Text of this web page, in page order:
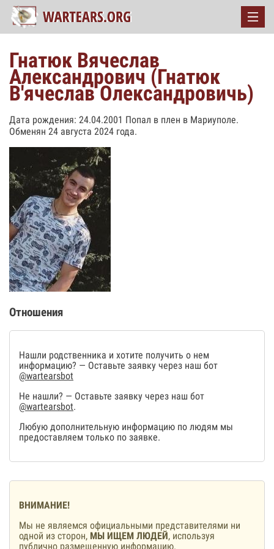
Гнатюк Вячеслав
Александрович (Гнатюк
В'ячеслав Олександровичь)
Дата рождения: 24.04.2001 Попал в плен в Мариуполе.
Обменян 24 августа 2024 года.
Отношения
Нашли родственника и хотите получить о нем
информацию? — Оставьте заявку через наш бот
@wartearsbot
Не нашли? — Оставьте заявку через наш бот
@wartearsbot.
Любую дополнительную информацию по людям мы
предоставляем только по заявке.
ВНИМАНИЕ!
Мы не являемся официальными представителями ни
одной из сторон, МЫ ИЩЕМ ЛЮДЕЙ, используя
публично размещенную информацию.